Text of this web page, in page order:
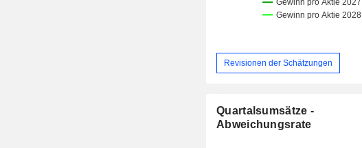
Revisionen der Schätzungen
Quartalsumsätze -
Abweichungsrate